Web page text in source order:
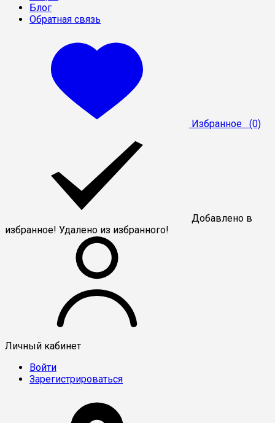
Блог
Обратная связь
Избранное (0)
Добавлено в
избранное! Удалено из избранного!
Личный кабинет
Войти
Зарегистрироваться